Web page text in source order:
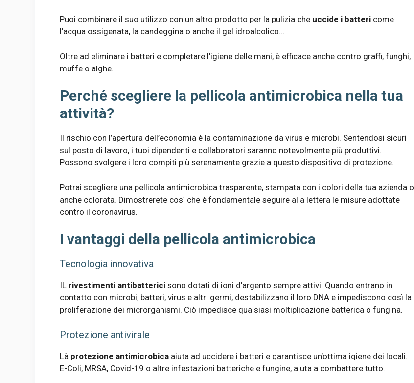
Puoi combinare il suo utilizzo con un altro prodotto per la pulizia che uccide i batteri come
l’acqua ossigenata, la candeggina o anche il gel idroalcolico…
Oltre ad eliminare i batteri e completare l’igiene delle mani, è efficace anche contro graffi, funghi,
muffe o alghe.
Perché scegliere la pellicola antimicrobica nella tua
attività?
Il rischio con l’apertura dell’economia è la contaminazione da virus e microbi. Sentendosi sicuri
sul posto di lavoro, i tuoi dipendenti e collaboratori saranno notevolmente più produttivi.
Possono svolgere i loro compiti più serenamente grazie a questo dispositivo di protezione.
Potrai scegliere una pellicola antimicrobica trasparente, stampata con i colori della tua azienda o
anche colorata. Dimostrerete così che è fondamentale seguire alla lettera le misure adottate
contro il coronavirus.
I vantaggi della pellicola antimicrobica
Tecnologia innovativa
IL rivestimenti antibatterici sono dotati di ioni d’argento sempre attivi. Quando entrano in
contatto con microbi, batteri, virus e altri germi, destabilizzano il loro DNA e impediscono così la
proliferazione dei microrganismi. Ciò impedisce qualsiasi moltiplicazione batterica o fungina.
Protezione antivirale
Là protezione antimicrobica aiuta ad uccidere i batteri e garantisce un’ottima igiene dei locali.
E-Coli, MRSA, Covid-19 o altre infestazioni batteriche e fungine, aiuta a combattere tutto.